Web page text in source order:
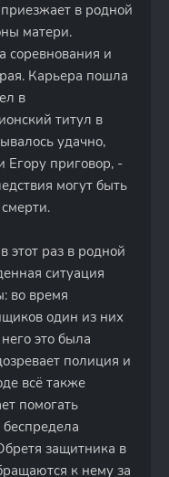
в родной
матери.
соревнования и
Карьера пошла
в
титул в
удачно,
приговор, -
могут быть
этот раз в родной
ситуация
во время
один из них
это была
полиция и
всё также
помогать
защитника в
к нему за